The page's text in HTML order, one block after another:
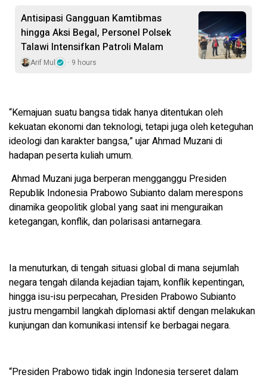
Antisipasi Gangguan Kamtibmas
hingga Aksi Begal, Personel Polsek
Talawi Intensifkan Patroli Malam
Arif Mul 9 hours
“Kemajuan suatu bangsa tidak hanya ditentukan oleh
kekuatan ekonomi dan teknologi, tetapi juga oleh keteguhan
ideologi dan karakter bangsa,” ujar Ahmad Muzani di
hadapan peserta kuliah umum.
Ahmad Muzani juga berperan mengganggu Presiden
Republik Indonesia Prabowo Subianto dalam merespons
dinamika geopolitik global yang saat ini menguraikan
ketegangan, konflik, dan polarisasi antarnegara.
Ia menuturkan, di tengah situasi global di mana sejumlah
negara tengah dilanda kejadian tajam, konflik kepentingan,
hingga isu-isu perpecahan, Presiden Prabowo Subianto
justru mengambil langkah diplomasi aktif dengan melakukan
kunjungan dan komunikasi intensif ke berbagai negara.
“Presiden Prabowo tidak ingin Indonesia terseret dalam